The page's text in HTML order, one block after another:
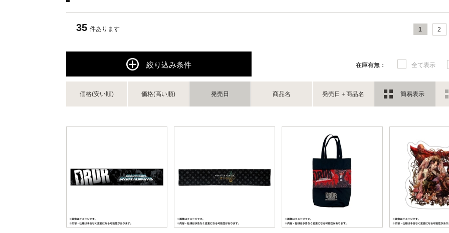
35 件あります 1 2
絞り込み条件 在庫有無： 全て表示
価格(安い順) 価格(高い順) 発売日 商品名 発売日＋商品名 簡易表示